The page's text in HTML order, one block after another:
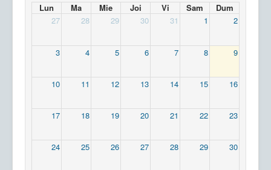
Lun Ma Mie Joi Vi Sam
Dum
27
28 29 30 31 1 2
3 4 5 6 7 8 9
10 11 12 13 14 15 16
17 18 19 20 21 22 23
24 25 26 27 28 29 30